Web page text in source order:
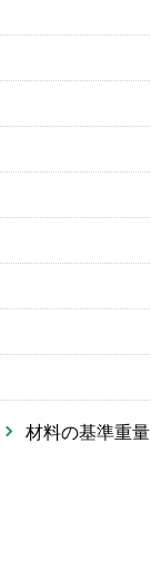
材料の基準重量